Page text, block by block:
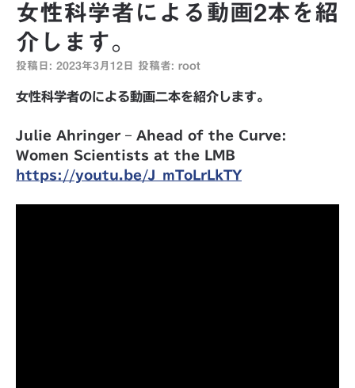
女性科学者による動画2本を紹
介します。
投稿日: 2023年3月12日 投稿者: root
女性科学者のによる動画二本を紹介します。
Julie Ahringer – Ahead of the Curve:
Women Scientists at the LMB
https://youtu.be/J_mToLrLkTY